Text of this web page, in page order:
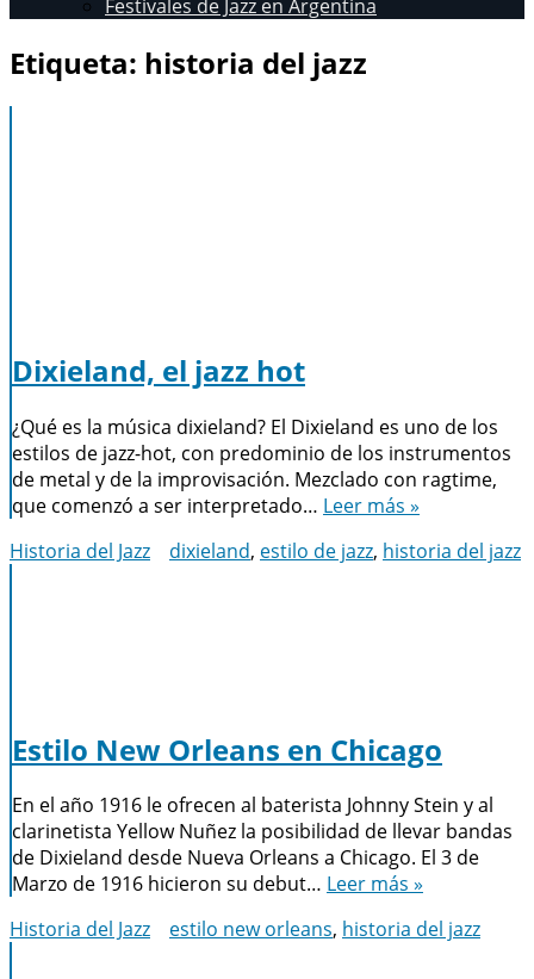
Festivales de Jazz en Argentina
Etiqueta: historia del jazz
Dixieland, el jazz hot
¿Qué es la música dixieland? El Dixieland es uno de los
estilos de jazz-hot, con predominio de los instrumentos
de metal y de la improvisación. Mezclado con ragtime,
que comenzó a ser interpretado… Leer más »
Historia del Jazz
dixieland, estilo de jazz, historia del jazz
Estilo New Orleans en Chicago
En el año 1916 le ofrecen al baterista Johnny Stein y al
clarinetista Yellow Nuñez la posibilidad de llevar bandas
de Dixieland desde Nueva Orleans a Chicago. El 3 de
Marzo de 1916 hicieron su debut… Leer más »
Historia del Jazz
estilo new orleans, historia del jazz